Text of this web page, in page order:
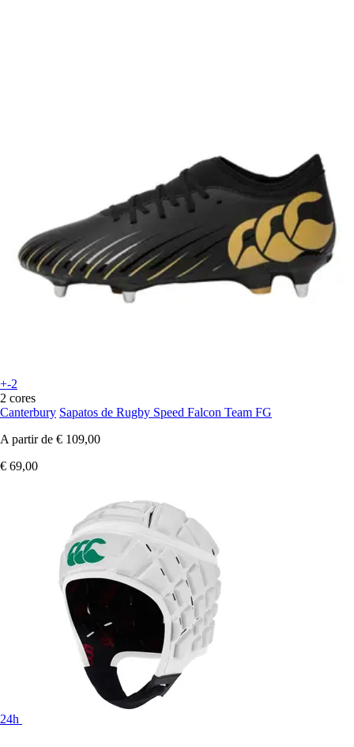
+-2
2 cores
Canterbury Sapatos de Rugby Speed Falcon Team FG
A partir de € 109,00
€ 69,00
24h